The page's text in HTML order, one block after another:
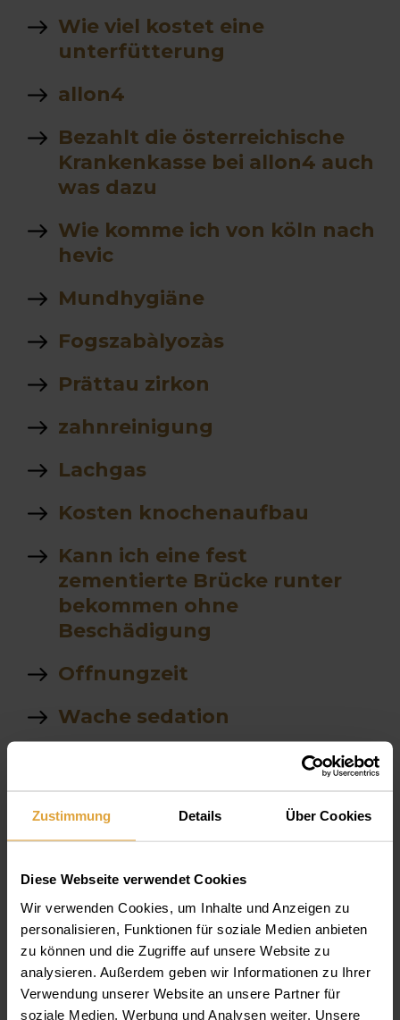
Zustimmung Details Über Cookies
Diese Webseite verwendet Cookies
Wir verwenden Cookies, um Inhalte und Anzeigen zu
personalisieren, Funktionen für soziale Medien anbieten
zu können und die Zugriffe auf unsere Website zu
analysieren. Außerdem geben wir Informationen zu Ihrer
Verwendung unserer Website an unsere Partner für
soziale Medien, Werbung und Analysen weiter. Unsere
Wie viel kostet eine
unterfütterung
allon4
Bezahlt die österreichische
Krankenkasse bei allon4 auch
was dazu
Wie komme ich von köln nach
hevic
Mundhygiäne
Fogszabàlyozàs
Prättau zirkon
zahnreinigung
Lachgas
Kosten knochenaufbau
Kann ich eine fest
zementierte Brücke runter
bekommen ohne
Beschädigung
Offnungzeit
Wache sedation
ist kobald das selbe wie
kobald 2 chlorid
Zahnlungsmöglichkeiten
Wi machen wir robax bitte
gib mir ain weg bitte